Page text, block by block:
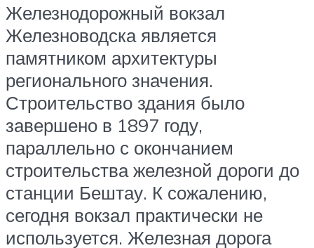
Железнодорожный вокзал
Железноводска является
памятником архитектуры
регионального значения.
Строительство здания было
завершено в 1897 году,
параллельно с окончанием
строительства железной дороги до
станции Бештау. К сожалению,
сегодня вокзал практически не
используется. Железная дорога